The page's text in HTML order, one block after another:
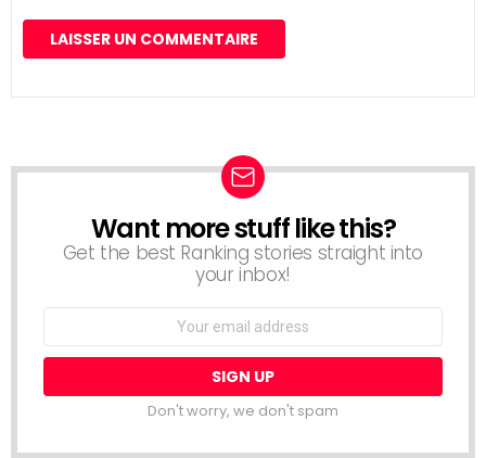
NEWSLETTER
Want more stuff like this?
Get the best Ranking stories straight into
your inbox!
Email
Don't worry, we don't spam